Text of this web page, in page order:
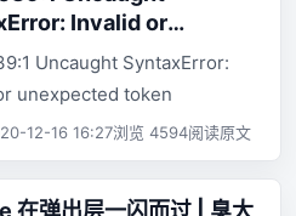
Invalid or
token
Uncaught SyntaxError:
unexpected token
12-16 16:27浏览 4594阅读原文
在弹出层一闪而过 | 臭大